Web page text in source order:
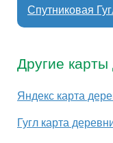
Спутниковая
Другие
Яндекс карта
Гугл карта